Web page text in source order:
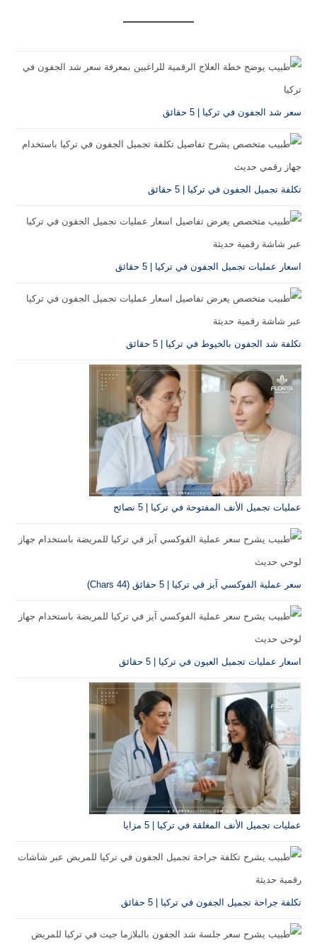
سعر شد الجفون في تركيا | 5 حقائق
تكلفة تجميل الجفون في تركيا | 5 حقائق
اسعار عمليات تجميل الجفون في تركيا | 5 حقائق
تكلفة شد الجفون بالخيوط في تركيا | 5 حقائق
عمليات تجميل الأنف المفتوحة في تركيا | 5 نصائح
سعر عملية الفوكسي آيز في تركيا | 5 حقائق (44 Chars)
اسعار عمليات تجميل العيون في تركيا | 5 حقائق
عمليات تجميل الأنف المغلقة في تركيا | 5 مزايا
تكلفة جراحة تجميل الجفون في تركيا | 5 حقائق